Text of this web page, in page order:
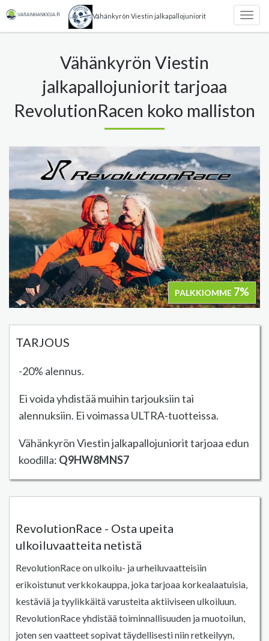
Vähänkyrön Viestin jalkapallojuniorit
Vähänkyrön Viestin
jalkapallojuniorit tarjoaa
RevolutionRacen koko malliston
PALKKIOMME 7%
TARJOUS
-20% alennus.
Ei voida yhdistää muihin tarjouksiin tai
alennuksiin. Ei voimassa ULTRA-tuotteissa.
Vähänkyrön Viestin jalkapallojuniorit tarjoaa edun
koodilla: Q9HW8MNS7
RevolutionRace - Osta upeita
ulkoiluvaatteita netistä
RevolutionRace on ulkoilu- ja urheiluvaatteisiin
erikoistunut verkkokauppa, joka tarjoaa korkealaatuisia,
kestäviä ja tyylikkäitä varusteita aktiiviseen ulkoiluun.
RevolutionRace yhdistää toiminnallisuuden ja muotoilun,
joten sen vaatteet sopivat täydellisesti niin retkeilyyn,